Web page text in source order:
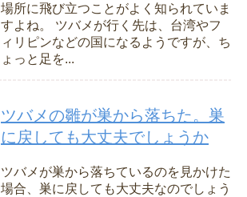
場所に飛び立つことがよく知られていま
すよね。 ツバメが行く先は、台湾やフ
ィリピンなどの国になるようですが、ち
ょっと足を...
ツバメの雛が巣から落ちた。巣
に戻しても大丈夫でしょうか
ツバメが巣から落ちているのを見かけた
場合、巣に戻しても大丈夫なのでしょう